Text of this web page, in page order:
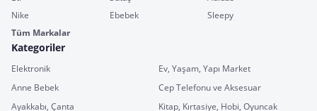
Nike
Ebebek
Sleepy
Tüm Markalar
Kategoriler
Elektronik
Ev, Yaşam, Yapı Market
Anne Bebek
Cep Telefonu ve Aksesuar
Ayakkabı, Çanta
Kitap, Kırtasiye, Hobi, Oyuncak